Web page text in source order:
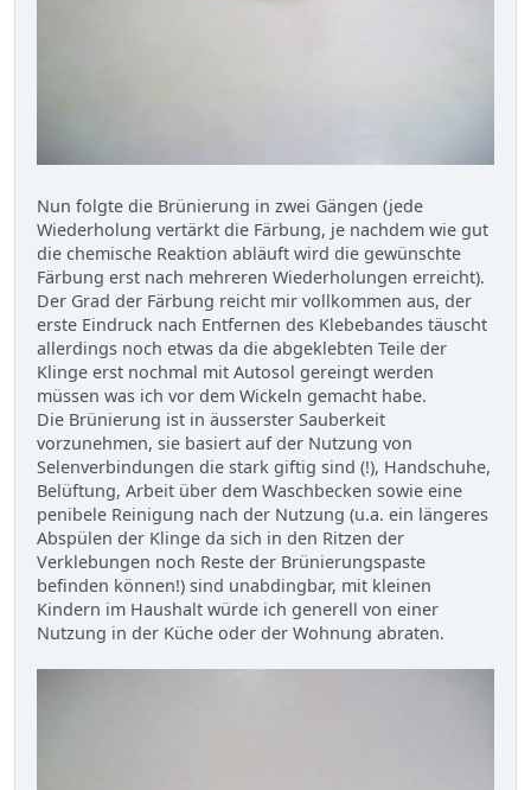
Nun folgte die Brünierung in zwei Gängen (jede
Wiederholung vertärkt die Färbung, je nachdem wie gut
die chemische Reaktion abläuft wird die gewünschte
Färbung erst nach mehreren Wiederholungen erreicht).
Der Grad der Färbung reicht mir vollkommen aus, der
erste Eindruck nach Entfernen des Klebebandes täuscht
allerdings noch etwas da die abgeklebten Teile der
Klinge erst nochmal mit Autosol gereingt werden
müssen was ich vor dem Wickeln gemacht habe.
Die Brünierung ist in äusserster Sauberkeit
vorzunehmen, sie basiert auf der Nutzung von
Selenverbindungen die stark giftig sind (!), Handschuhe,
Belüftung, Arbeit über dem Waschbecken sowie eine
penibele Reinigung nach der Nutzung (u.a. ein längeres
Abspülen der Klinge da sich in den Ritzen der
Verklebungen noch Reste der Brünierungspaste
befinden können!) sind unabdingbar, mit kleinen
Kindern im Haushalt würde ich generell von einer
Nutzung in der Küche oder der Wohnung abraten.